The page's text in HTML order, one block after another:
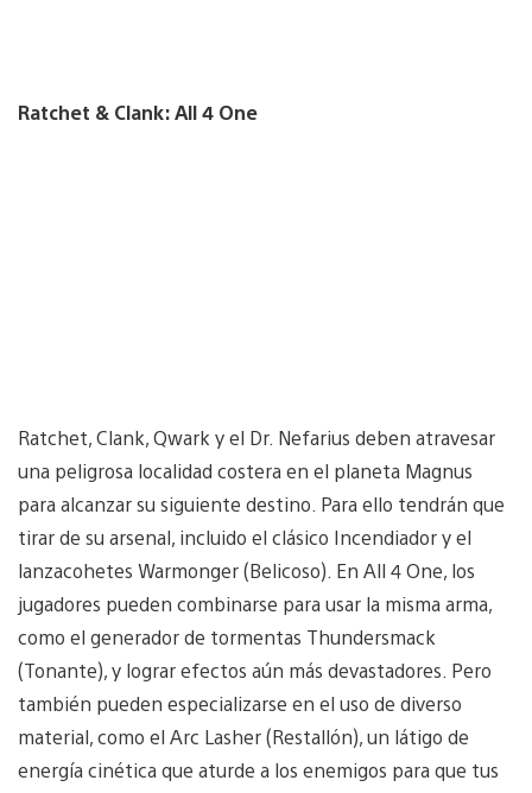
Ratchet & Clank: All 4 One
Ratchet, Clank, Qwark y el Dr. Nefarius deben atravesar
una peligrosa localidad costera en el planeta Magnus
para alcanzar su siguiente destino. Para ello tendrán que
tirar de su arsenal, incluido el clásico Incendiador y el
lanzacohetes Warmonger (Belicoso). En All 4 One, los
jugadores pueden combinarse para usar la misma arma,
como el generador de tormentas Thundersmack
(Tonante), y lograr efectos aún más devastadores. Pero
también pueden especializarse en el uso de diverso
material, como el Arc Lasher (Restallón), un látigo de
energía cinética que aturde a los enemigos para que tus